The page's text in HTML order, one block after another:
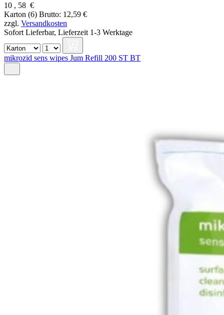
10 , 58 €
Karton (6) Brutto: 12,59 €
zzgl. Versandkosten
Sofort Lieferbar, Lieferzeit 1-3 Werktage
mikrozid sens wipes Jum Refill 200 ST BT